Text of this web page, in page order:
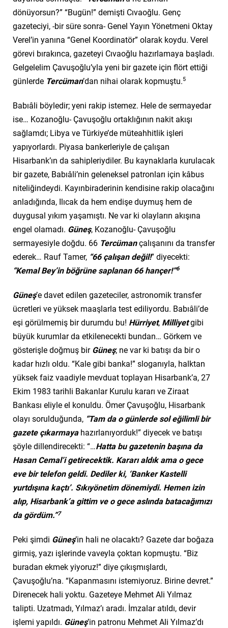
dönüyorsun?” “Bugün!” demişti Cıvaoğlu. Genç
gazeteciyi, -bir süre sonra- Genel Yayın Yönetmeni Oktay
Verel’in yanına “Genel Koordinatör” olarak koydu. Verel
görevi bırakınca, gazeteyi Cıvaoğlu hazırlamaya başladı.
Gelgelelim Çavuşoğlu’yla yeni bir gazete için flört ettiği
günlerde Tercüman’dan nihai olarak kopmuştu.5
Babıâli böyledir; yeni rakip istemez. Hele de sermayedar
ise… Kozanoğlu- Çavuşoğlu ortaklığının nakit akışı
sağlamdı; Libya ve Türkiye’de müteahhitlik işleri
yapıyorlardı. Piyasa bankerleriyle de çalışan
Hisarbank’ın da sahipleriydiler. Bu kaynaklarla kurulacak
bir gazete, Babıâli’nin geleneksel patronları için kâbus
niteliğindeydi. Kayınbiraderinin kendisine rakip olacağını
anladığında, Ilıcak da hem endişe duymuş hem de
duygusal yıkım yaşamıştı. Ne var ki olayların akışına
engel olamadı. Güneş, Kozanoğlu- Çavuşoğlu
sermayesiyle doğdu. 66 Tercümançalışanını da transfer
ederek… Rauf Tamer, “66 çalışan değil!” diyecekti:
“Kemal Bey’in böğrüne saplanan 66 hançer!”6
Güneş’e davet edilen gazeteciler, astronomik transfer
ücretleri ve yüksek maaşlarla test ediliyordu. Babıâli’de
eşi görülmemiş bir durumdu bu! Hürriyet, Milliyetgibi
büyük kurumlar da etkilenecekti bundan… Görkem ve
gösterişle doğmuş bir Güneş; ne var ki batışı da bir o
kadar hızlı oldu. “Kale gibi banka!” sloganıyla, halktan
yüksek faiz vaadiyle mevduat toplayan Hisarbank’a, 27
Ekim 1983 tarihli Bakanlar Kurulu kararı ve Ziraat
Bankası eliyle el konuldu. Ömer Çavuşoğlu, Hisarbank
olayı sorulduğunda, “Tam da o günlerde sol eğilimli bir
gazete çıkarmayahazırlanıyorduk!” diyecek ve batışı
şöyle dillendirecekti: “…Hatta bu gazetenin başına da
Hasan Cemal’i getirecektik. Kararı aldık ama o gece
eve bir telefon geldi. Dediler ki, ‘Banker Kastelli
yurtdışına kaçtı’. Sıkıyönetim dönemiydi. Hemen izin
alıp, Hisarbank’a gittim ve o gece aslında batacağımızı
da gördüm.”7
Peki şimdi Güneş’in hali ne olacaktı? Gazete dar boğaza
girmiş, yazı işlerinde vaveyla çoktan kopmuştu. “Biz
buradan ekmek yiyoruz!” diye çıkışmışlardı,
Çavuşoğlu’na. “Kapanmasını istemiyoruz. Birine devret.”
Direnecek hali yoktu. Gazeteye Mehmet Ali Yılmaz
talipti. Uzatmadı, Yılmaz’ı aradı. İmzalar atıldı, devir
işlemi yapıldı. Güneş’in patronu Mehmet Ali Yılmaz’dı